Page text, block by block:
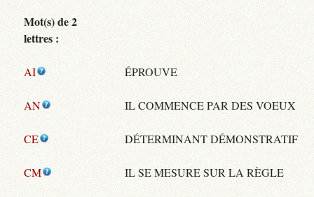
Mot(s) de 2
lettres :
AI ÉPROUVE
AN IL COMMENCE PAR DES VOEUX
CE DÉTERMINANT DÉMONSTRATIF
CM IL SE MESURE SUR LA RÈGLE